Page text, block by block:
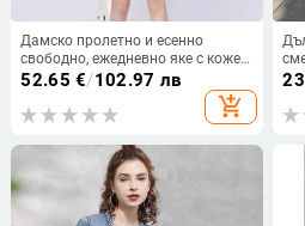
Дамско пролетно и есенно
свободно, ежедневно яке с кожен
ръб, модерен топ, с ретро кожен
52.65 €/102.97 лв
add_shopping_cart